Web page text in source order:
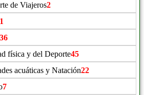
de Viajeros2
1
física y del Deporte45
acuáticas y Natación22
7